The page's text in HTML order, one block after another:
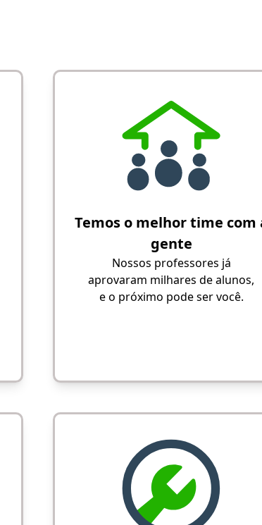
Temos o melhor time com
gente
Nossos professores já
aprovaram milhares de alunos,
e o próximo pode ser você.